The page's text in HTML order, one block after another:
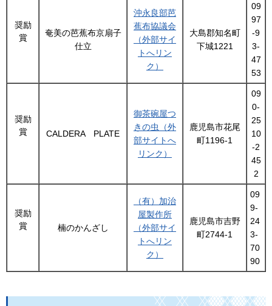
奨励
賞
奄美の芭蕉布京扇子
仕立
沖永良部芭
蕉布協議会
（外部サイ
トへリン
ク）
大島郡知名町
下城1221
09
97
-9
3-
47
53
奨励
賞
CALDERA PLATE
御茶碗屋つ
きの虫（外
部サイトへ
リンク）
鹿児島市花尾
町1196-1
09
0-
25
10
-2
45
2
奨励
賞
楠のかんざし
（有）加治
屋製作所
（外部サイ
トへリン
ク）
鹿児島市吉野
町2744-1
09
9-
24
3-
70
90